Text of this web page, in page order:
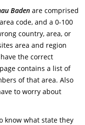
Baden are comprised
code, and a 0-100
country, area, or
area and region
the correct
contains a list of
of that area. Also
to worry about
know what state they